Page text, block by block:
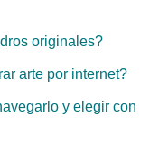
originales?
arte por internet?
y elegir con